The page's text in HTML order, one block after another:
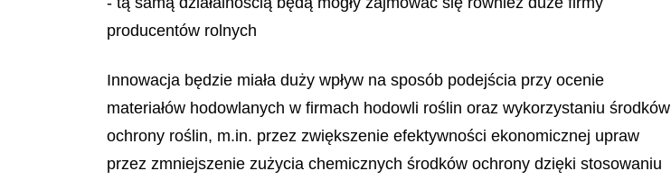
producentów rolnych
Innowacja będzie miała duży wpływ na sposób podejścia przy ocenie
materiałów hodowlanych w firmach hodowli roślin oraz wykorzystaniu środków
ochrony roślin, m.in. przez zwiększenie efektywności ekonomicznej upraw
przez zmniejszenie zużycia chemicznych środków ochrony dzięki stosowaniu